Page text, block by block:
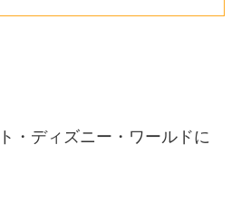
・ディズニー・ワールドに